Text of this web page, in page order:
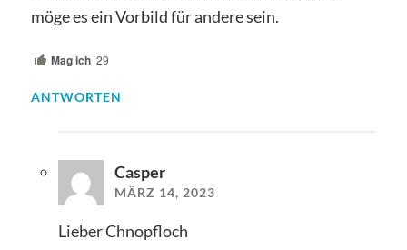
möge es ein Vorbild für andere sein.
Mag ich 29
ANTWORTEN
Casper
MÄRZ 14, 2023
Lieber Chnopfloch